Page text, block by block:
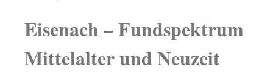
Eisenach – Fundspektrum
Mittelalter und Neuzeit